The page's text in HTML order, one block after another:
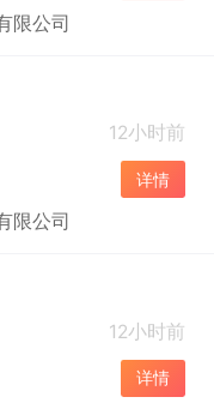
限公司
12小时前
详情
限公司
12小时前
详情